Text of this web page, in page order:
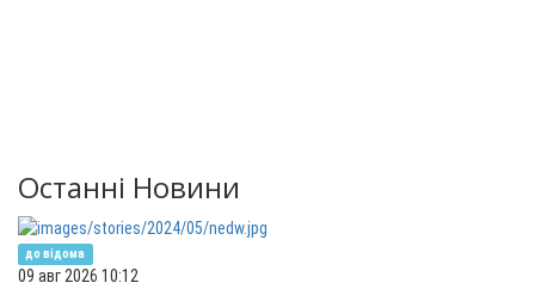
Останні Новини
до відома
09 авг 2026 10:12